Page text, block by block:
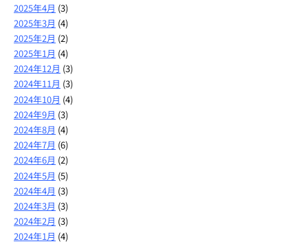
2025年4月 (3)
2025年3月 (4)
2025年2月 (2)
2025年1月 (4)
2024年12月 (3)
2024年11月 (3)
2024年10月 (4)
2024年9月 (3)
2024年8月 (4)
2024年7月 (6)
2024年6月 (2)
2024年5月 (5)
2024年4月 (3)
2024年3月 (3)
2024年2月 (3)
2024年1月 (4)